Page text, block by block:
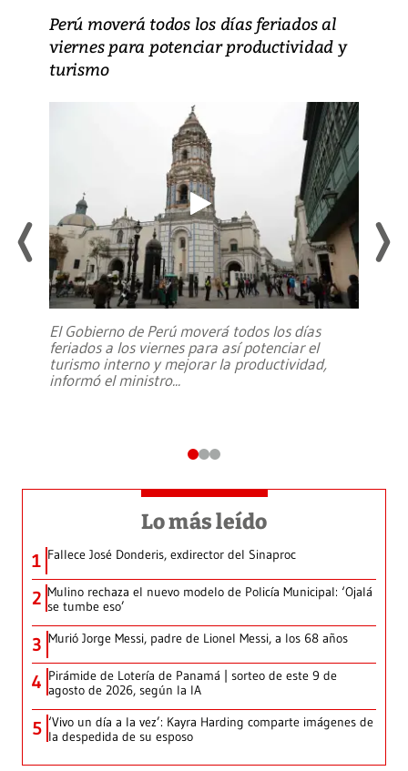
Perú moverá todos los días feriados al
viernes para potenciar productividad y
turismo
El Gobierno de Perú moverá todos los días
feriados a los viernes para así potenciar el
turismo interno y mejorar la productividad,
informó el ministro...
Lo más leído
1 Fallece José Donderis, exdirector del Sinaproc
2 Mulino rechaza el nuevo modelo de Policía Municipal: ‘Ojalá
se tumbe eso’
3 Murió Jorge Messi, padre de Lionel Messi, a los 68 años
4 Pirámide de Lotería de Panamá | sorteo de este 9 de
agosto de 2026, según la IA
5 ‘Vivo un día a la vez’: Kayra Harding comparte imágenes de
la despedida de su esposo